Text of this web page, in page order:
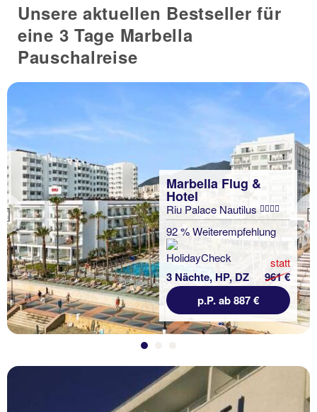
Unsere aktuellen Bestseller für
eine 3 Tage Marbella
Pauschalreise
Previous
Marbella Flug &
Hotel
Riu Palace Nautilus
92 % Weiterempfehlung
3 Nächte, HP, DZ
statt
961 €
p.P. ab 887 €